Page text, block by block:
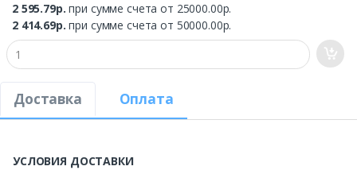
2 595.79р.при сумме счета от 25000.00р.
2 414.69р.при сумме счета от 50000.00р.
Доставка Оплата
УСЛОВИЯ ДОСТАВКИ